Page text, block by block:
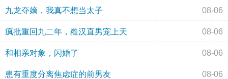
九龙夺嫡，我真不想当太子 08-06
疯批重回九二年，糙汉直男宠上天 08-06
和相亲对象，闪婚了 08-06
患有重度分离焦虑症的前男友 08-06